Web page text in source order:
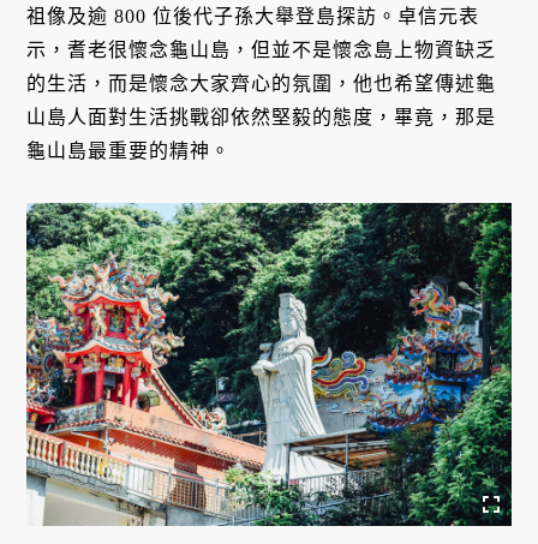
祖像及逾 800 位後代子孫大舉登島探訪。卓信元表
示，耆老很懷念龜山島，但並不是懷念島上物資缺乏
的生活，而是懷念大家齊心的氛圍，他也希望傳述龜
山島人面對生活挑戰卻依然堅毅的態度，畢竟，那是
龜山島最重要的精神。